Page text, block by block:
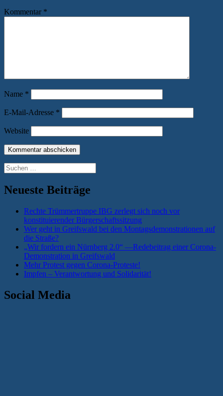
Kommentar *
Name *
E-Mail-Adresse *
Website
Suchen
nach:
Neueste Beiträge
Rechte Trümmertruppe IBG zerlegt sich noch vor
konstituierender Bürgerschaftssitzung
Wer geht in Greifswald bei den Montagsdemonstrationen auf
die Straße?
„Wir fordern ein Nürnberg 2.0“ —Redebeitrag einer Corona-
Demonstration in Greifswald
Mehr Protest gegen Corona-Proteste!
Impfen – Verantwortung und Solidarität!
Social Media